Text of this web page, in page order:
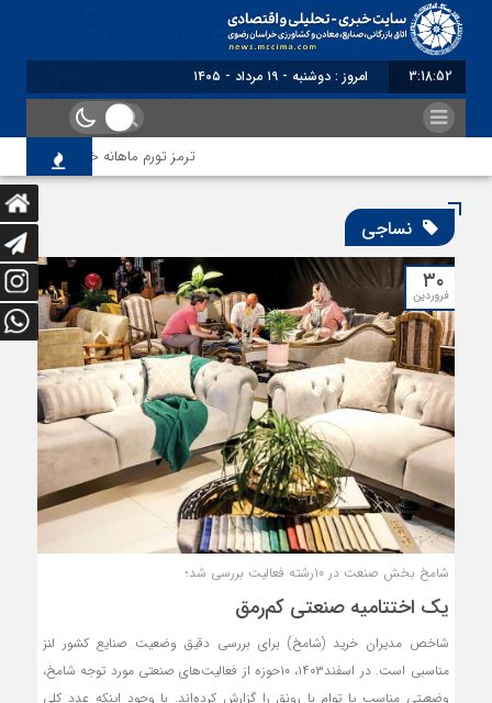
3:18:53 امروز : دوشنبه - ۱۹ مرداد - ۱۴۰۵
ترمز تورم ماهانه خراسان رضوی
نساجی
۳۰
فروردین
شامخ بخش صنعت در ۱۰رشته فعالیت بررسی شد؛
یک اختتامیه صنعتی کم‌رمق
شاخص مدیران خرید (شامخ) برای بررسی دقیق وضعیت صنایع کشور لنز
مناسبی است. در اسفند۱۴۰۳، ۱۰حوزه از فعالیت‌های صنعتی مورد توجه شامخ،
وضعیتی مناسب یا توام با رونق را گزارش کرده‌اند. با وجود اینکه عدد کلی